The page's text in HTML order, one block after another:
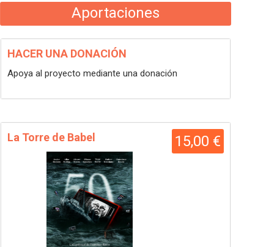
Aportaciones
HACER UNA DONACIÓN
Apoya al proyecto mediante una donación
15,00 €
La Torre de Babel